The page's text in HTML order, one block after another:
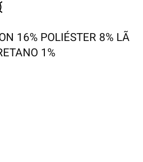
16% POLIÉSTER 8% LÃ
1%